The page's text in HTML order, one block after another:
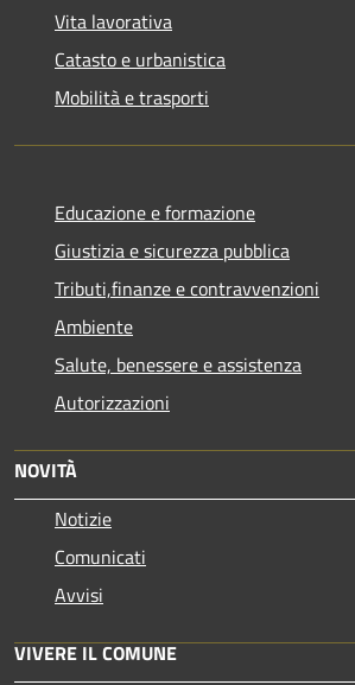
Vita lavorativa
Catasto e urbanistica
Mobilità e trasporti
Educazione e formazione
Giustizia e sicurezza pubblica
Tributi,finanze e contravvenzioni
Ambiente
Salute, benessere e assistenza
Autorizzazioni
NOVITÀ
Notizie
Comunicati
Avvisi
VIVERE IL COMUNE